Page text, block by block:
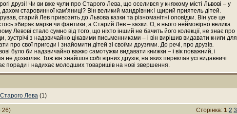
друзі! Чи ви вже чули про Старого Лева, що оселився у княжому місті Львові – у
старовинної кам’яниці? Він великий мандрівник і щирий приятель дітей.
старий Лев привозить до Львова казки та різноманітні оповідки. Він усе це
збирає марки чи фантики, а Старий Лев – казки. О, в нього неймовірно велика
Левові стало сумно від того, що ніхто інший не бачить його колекції, не знає про
зустрічі з надзвичайно цікавими письменниками – і він вирішив видавати книги для
про свої пригоди і знайомити дітей зі своїми друзями. До речі, про друзів.
було би надзвичайно важко самотужки видавати книжки – і вік поважний, і
не дозволяє. Тож він знайшов собі вірних друзів, на яких переклав усі видавничі
поради і надихає молодших товаришів на нові звершення.
Старого Лева (1)
26) Сторінка: 1 2 3